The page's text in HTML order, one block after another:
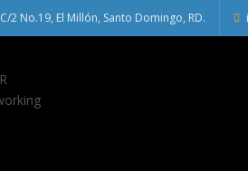
C/2 No.19, El Millón, Santo Domingo, RD.